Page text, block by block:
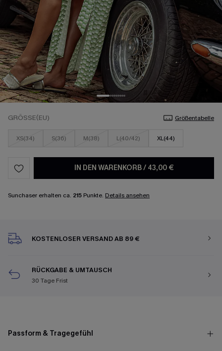
GRÖSSE(EU) Größentabelle
XS(34) S(36) M(38) L(40/42) XL(44)
IN DEN WARENKORB/ 43,00 €
Sunchaser erhalten ca. 215 Punkte. Details ansehen
KOSTENLOSER VERSAND AB 89 €
RÜCKGABE & UMTAUSCH
30 Tage Frist
Passform & Tragegefühl